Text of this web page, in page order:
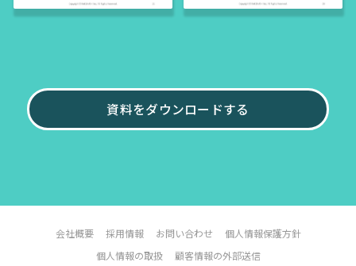
資料をダウンロードする
会社概要 採用情報 お問い合わせ
個人情報保護方針
個人情報の取扱
顧客情報の外部送信